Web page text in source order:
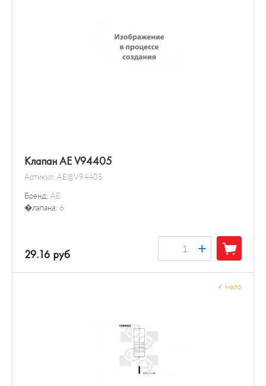
Клапан AE V94405
Артикул: AE@V94405
Бренд: AE
�лапана: 6
29.16 руб +
мало